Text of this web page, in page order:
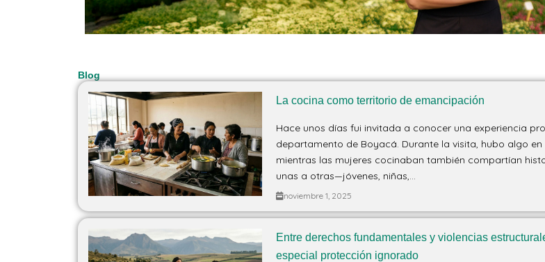
Blog
La cocina como territorio de emancipación
Hace unos días fui invitada a conocer una experiencia
departamento de Boyacá. Durante la visita, hubo algo
mientras las mujeres cocinaban también compartían
unas a otras—jóvenes, niñas,...
noviembre 1, 2025
Entre derechos fundamentales y violencias
especial protección ignorado